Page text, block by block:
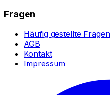
Fragen
Häufig gestellte Fragen
AGB
Kontakt
Impressum